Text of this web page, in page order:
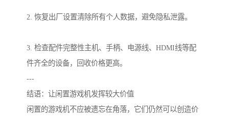
2. 恢复出厂设置清除所有个人数据，避免隐私泄露。
3. 检查配件完整性主机、手柄、电源线、HDMI线等配
件齐全的设备，回收价格更高。
---
结语：让闲置游戏机发挥较大价值
闲置的游戏机不应被遗忘在角落，它们仍然可以创造价